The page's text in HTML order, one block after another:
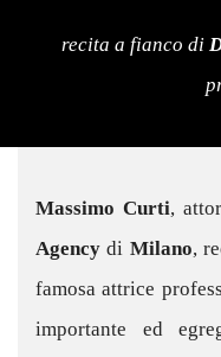
recita a fianco di
Massimo Curti,
Agency di Milano,
famosa attrice
importante ed